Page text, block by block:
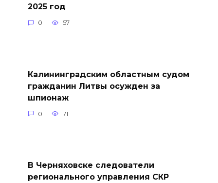
2025 год
0 57
Калининградским областным судом
гражданин Литвы осужден за
шпионаж
0 71
В Черняховске следователи
регионального управления СКР